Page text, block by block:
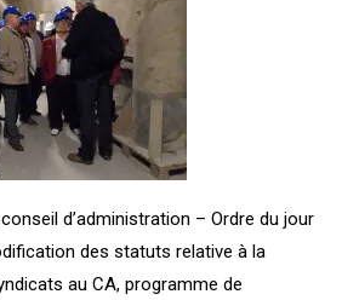
d’administration – Ordre du jour
des statuts relative à la
au CA, programme de